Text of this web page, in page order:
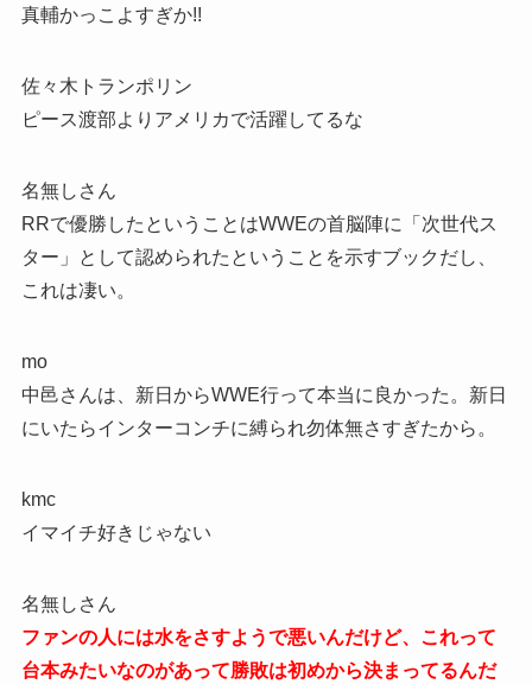
真輔かっこよすぎか!!
佐々木トランポリン
ピース渡部よりアメリカで活躍してるな
名無しさん
RRで優勝したということはWWEの首脳陣に「次世代ス
ター」として認められたということを示すブックだし、
これは凄い。
mo
中邑さんは、新日からWWE行って本当に良かった。新日
にいたらインターコンチに縛られ勿体無さすぎたから。
kmc
イマイチ好きじゃない
名無しさん
ファンの人には水をさすようで悪いんだけど、これって
台本みたいなのがあって勝敗は初めから決まってるんだ